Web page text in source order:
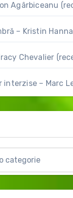
Agârbiceanu
– Kristin
Chevalier
interzise – Marc